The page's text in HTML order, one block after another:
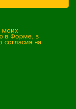
моих
в Форме, в
согласия на